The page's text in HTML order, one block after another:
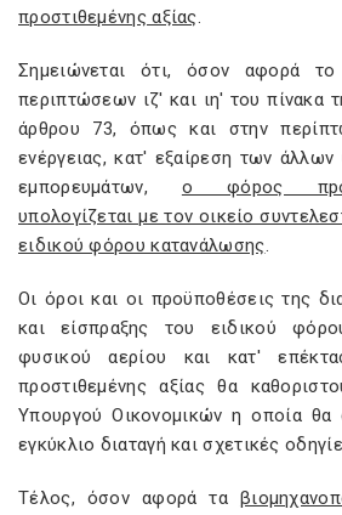
προστιθεμένης αξίας.
Σημειώνεται ότι, όσον αφορά
περιπτώσεων ιζ' και ιη' του πίνακα
άρθρου 73, όπως και στην
ενέργειας, κατ' εξαίρεση των
εμπορευμάτων, ο φόpoς
υπολογίζεται με τον οικείο
ειδικού φόρου κατανάλωσης.
Οι όροι και οι προϋποθέσεις της
και είσπραξης του ειδικού
φυσικού αερίου και κατ'
προστιθεμένης αξίας θα
Υπουργού Οικονομικών η οποία θα
εγκύκλιο διαταγή και σχετικές
Τέλος, όσον αφορά τα